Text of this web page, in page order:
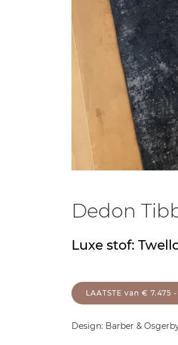
Dedon
Luxe stof:
LAATSTE van € 7.475
Design: Barber &